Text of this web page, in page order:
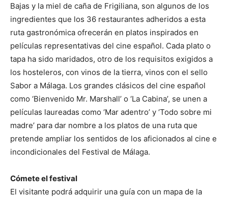
Bajas y la miel de caña de Frigiliana, son algunos de los
ingredientes que los 36 restaurantes adheridos a esta
ruta gastronómica ofrecerán en platos inspirados en
películas representativas del cine español. Cada plato o
tapa ha sido maridados, otro de los requisitos exigidos a
los hosteleros, con vinos de la tierra, vinos con el sello
Sabor a Málaga. Los grandes clásicos del cine español
como ‘Bienvenido Mr. Marshall’ o ‘La Cabina’, se unen a
películas laureadas como ‘Mar adentro’ y ‘Todo sobre mi
madre’ para dar nombre a los platos de una ruta que
pretende ampliar los sentidos de los aficionados al cine e
incondicionales del Festival de Málaga.
Cómete el festival
El visitante podrá adquirir una guía con un mapa de la